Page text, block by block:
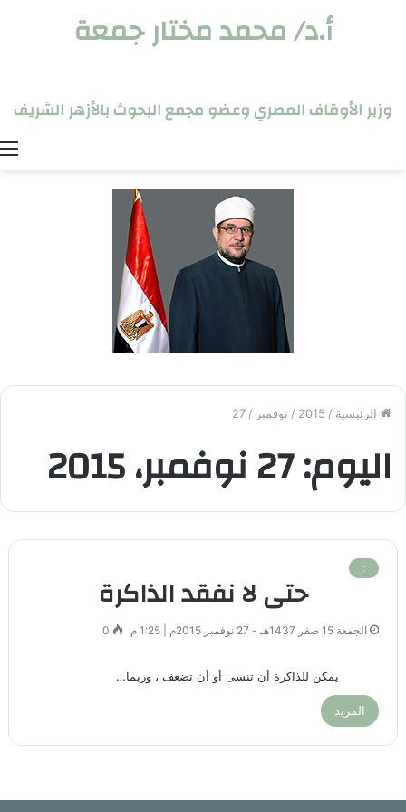
أ.د/ محمد مختار جمعة
وزير الأوقاف المصري وعضو مجمع البحوث بالأزهر الشريف
الرئيسية /
2015
/ نوفمبر /
27
اليوم:27 نوفمبر، 2015
:
حتى لا نفقد الذاكرة
الجمعة 15 صفر 1437هـ - 27 نوفمبر 2015م | 1:25 م 0
يمكن للذاكرة أن تنسى أو أن تضعف ، وربما…
المزيد